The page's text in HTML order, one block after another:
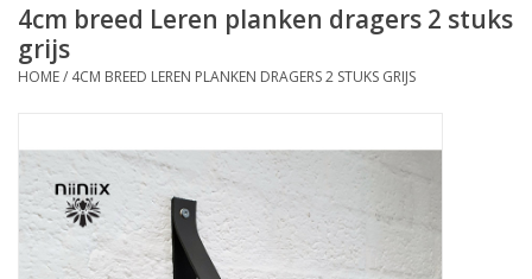
Leren hand greepjes met print
verstelbaar
Leren handgreep XSmall 2cm
4cm breed Leren planken dragers 2 stuks
grijs
HOME/ 4CM BREED LEREN PLANKEN DRAGERS 2 STUKS GRIJS